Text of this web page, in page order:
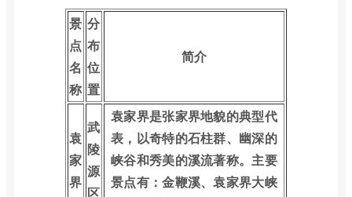
景
点
名
称
分
布
位
置
简介
袁
家
界
武
陵
源
区
袁家界是张家界地貌的典型代
表，以奇特的石柱群、幽深的
峡谷和秀美的溪流著称。主要
景点有：金鞭溪、袁家界大峡